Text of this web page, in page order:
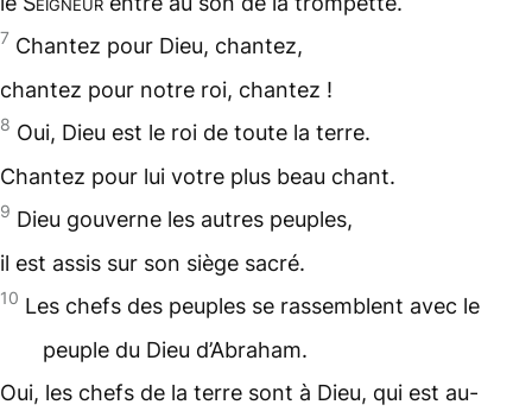
7 Chantez pour Dieu, chantez,
chantez pour notre roi, chantez !
8 Oui, Dieu est le roi de toute la terre.
Chantez pour lui votre plus beau chant.
9 Dieu gouverne les autres peuples,
il est assis sur son siège sacré.
10 Les chefs des peuples se rassemblent avec le
peuple du Dieu d’Abraham.
Oui, les chefs de la terre sont à Dieu, qui est au-